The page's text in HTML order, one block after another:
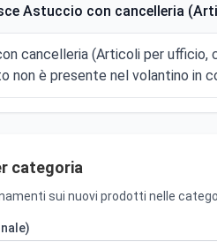
Astuccio con cancelleria
cancelleria (Articoli per
non è presente nel volantino in
categoria
sui nuovi prodotti nelle